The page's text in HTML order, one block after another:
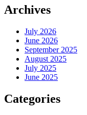
Archives
July 2026
June 2026
September 2025
August 2025
July 2025
June 2025
Categories